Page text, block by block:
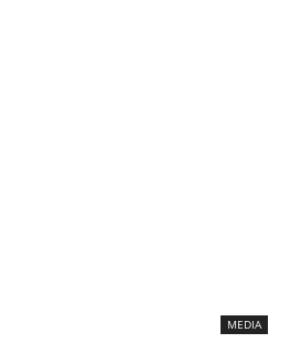
MEDIA